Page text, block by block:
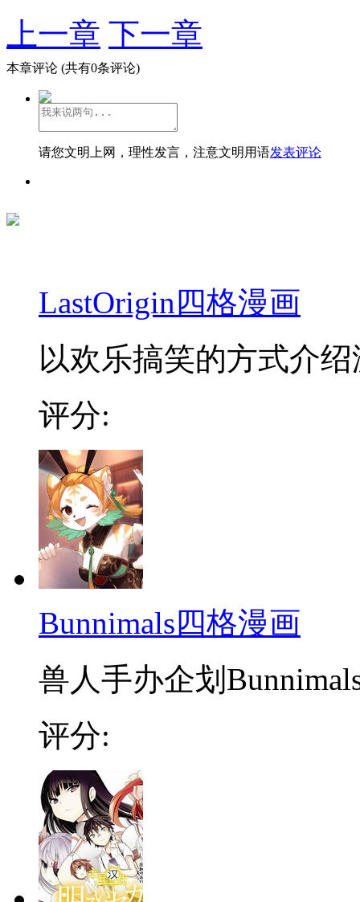
上一章 下一章
本章评论 (共有0条评论)
请您文明上网，理性发言，注意文明用语发表评论
LastOrigin四格漫画
以欢乐搞笑的方式介
评分:
Bunnimals四格漫画
兽人手办企划
评分: